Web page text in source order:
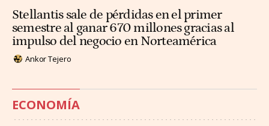
Stellantis sale de pérdidas en el primer
semestre al ganar 670 millones gracias al
impulso del negocio en Norteamérica
Ankor Tejero
ECONOMÍA